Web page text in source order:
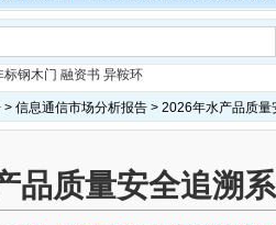
标钢木门 融资书 异鞍环
> 信息通信市场分析报告> 2026年水产品质量
品质量安全追溯